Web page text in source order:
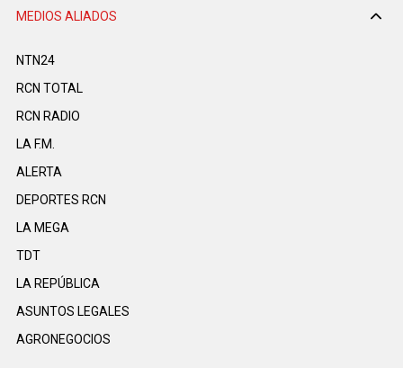
MEDIOS ALIADOS
NTN24
RCN TOTAL
RCN RADIO
LA F.M.
ALERTA
DEPORTES RCN
LA MEGA
TDT
LA REPÚBLICA
ASUNTOS LEGALES
AGRONEGOCIOS